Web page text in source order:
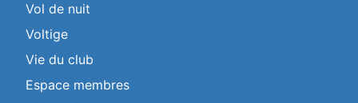
Vol de nuit
Voltige
Vie du club
Espace membres